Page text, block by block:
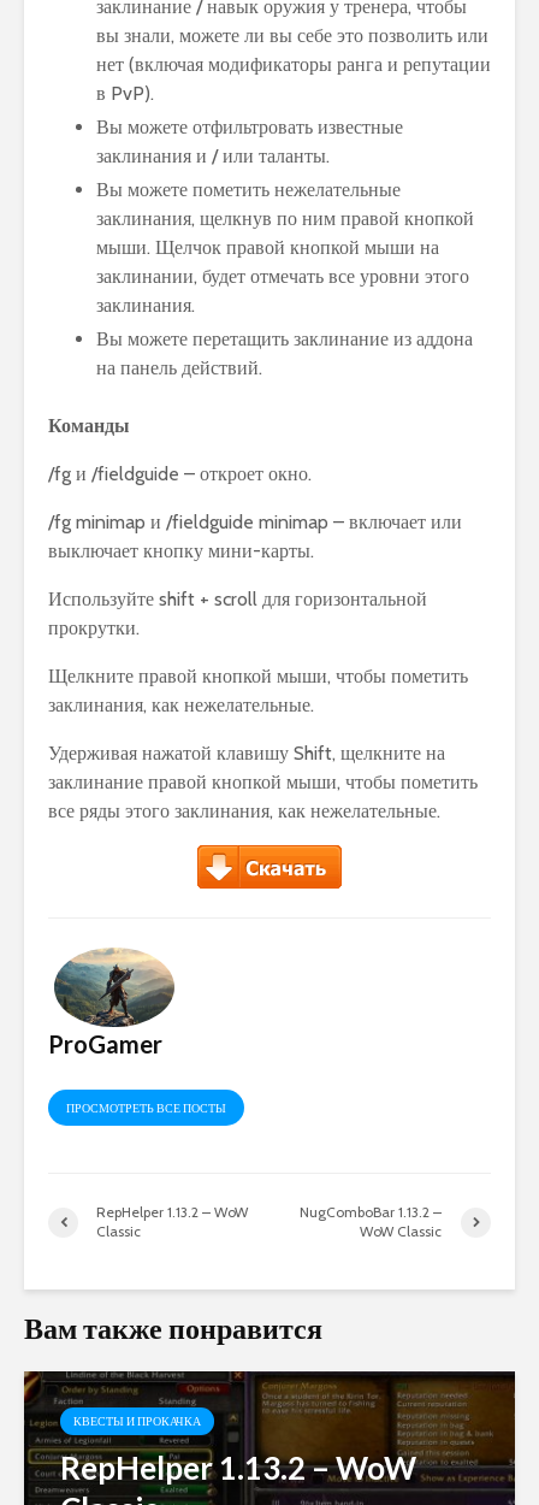
заклинание / навык оружия у тренера, чтобы
вы знали, можете ли вы себе это позволить или
нет (включая модификаторы ранга и репутации
в PvP).
Вы можете отфильтровать известные
заклинания и / или таланты.
Вы можете пометить нежелательные
заклинания, щелкнув по ним правой кнопкой
мыши. Щелчок правой кнопкой мыши на
заклинании, будет отмечать все уровни этого
заклинания.
Вы можете перетащить заклинание из аддона
на панель действий.
Команды
/fg и /fieldguide – откроет окно.
/fg minimap и /fieldguide minimap – включает или
выключает кнопку мини-карты.
Используйте shift + scroll для горизонтальной
прокрутки.
Щелкните правой кнопкой мыши, чтобы пометить
заклинания, как нежелательные.
Удерживая нажатой клавишу Shift, щелкните на
заклинание правой кнопкой мыши, чтобы пометить
все ряды этого заклинания, как нежелательные.
ProGamer
ПРОСМОТРЕТЬ ВСЕ ПОСТЫ
RepHelper 1.13.2 – WoW
Classic
NugComboBar 1.13.2 –
WoW Classic
Вам также понравится
КВЕСТЫ И ПРОКАЧКА
RepHelper 1.13.2 – WoW